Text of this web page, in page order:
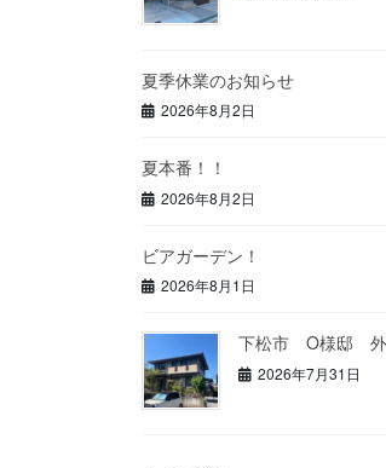
夏季休業のお知らせ
2026年8月2日
夏本番！！
2026年8月2日
ビアガーデン！
2026年8月1日
下松市 O様邸 外
2026年7月31日